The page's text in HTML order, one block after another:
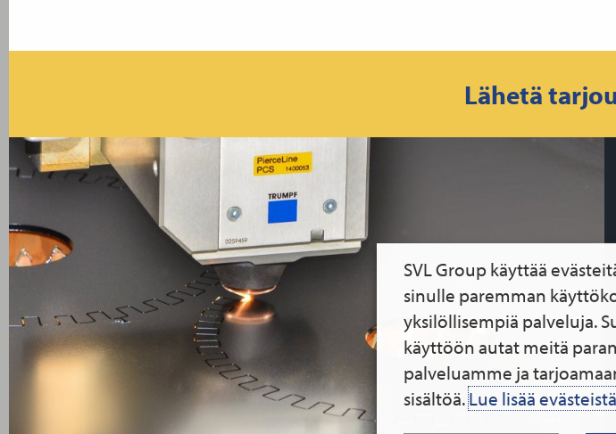
Lähetä
SVL Group käyttää
sinulle paremman
yksilöllisempiä palveluja.
käyttöön autat meitä
palveluamme ja
sisältöä.Lue lisää evästeistä